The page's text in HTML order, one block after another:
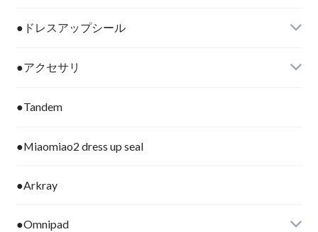
●ドレスアップシール
●アクセサリ
●Tandem
●Miaomiao2 dress up seal
●Arkray
●Omnipad